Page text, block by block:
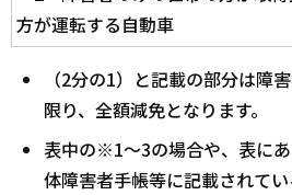
方が運転する自動車
（2分の1）と記載の部分は障
限り、全額減免となります。
表中の※1～3の場合や、表に
体障害者手帳等に記載されて